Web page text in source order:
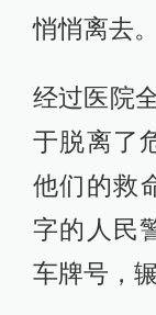
悄悄离去。
经过医院
于脱离了
他们的救
字的人民
车牌号，